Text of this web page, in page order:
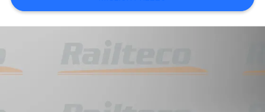
PRIVACY